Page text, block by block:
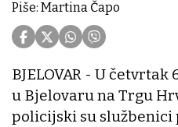
Piše: Martina Čapo
BJELOVAR - U četvrtak
u Bjelovaru na Trgu
policijski su